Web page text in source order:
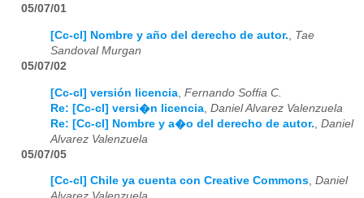
05/07/01
[Cc-cl] Nombre y año del derecho de autor., Tae
Sandoval Murgan
05/07/02
[Cc-cl] versión licencia Fernando Soffia C.
Re: [Cc-cl] versi�n licencia Daniel Alvarez Valenzuela
Re: [Cc-cl] Nombre y a�o del derecho de autor. Daniel
Alvarez Valenzuela
05/07/05
[Cc-cl] Chile ya cuenta con Creative Commons, Daniel